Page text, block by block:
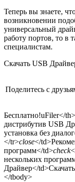
Теперь вы знаете,
возникновении
универсальный
работу портов, то в
специалистам.
Скачать USB
Поделитесь с
Бесплатно!uFiler</
дистрибутив USB
установка без
</tr>close</
программ</td>check
нескольких
Драйвер</
</tbody>